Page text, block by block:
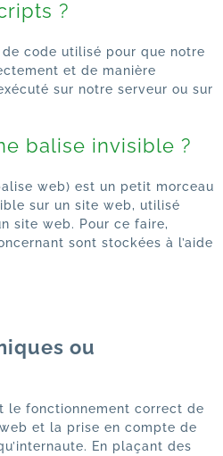
?
code utilisé pour que notre
et de manière
sur notre serveur ou sur
balise invisible ?
web) est un petit morceau
sur un site web, utilisé
site web. Pour ce faire,
sont stockées à l’aide
ou
le fonctionnement correct de
et la prise en compte de
En plaçant des